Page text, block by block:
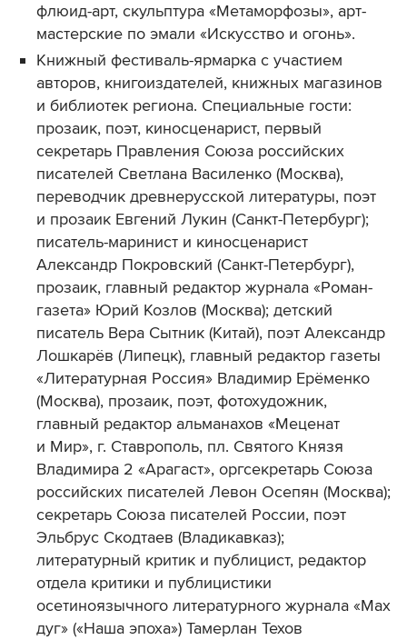
флюид-арт, скульптура «Метаморфозы», арт-
мастерские по эмали «Искусство и огонь».
Книжный фестиваль-ярмарка с участием
авторов, книгоиздателей, книжных магазинов
и библиотек региона. Специальные гости:
прозаик, поэт, киносценарист, первый
секретарь Правления Союза российских
писателей Светлана Василенко (Москва),
переводчик древнерусской литературы, поэт
и прозаик Евгений Лукин (Санкт-Петербург);
писатель-маринист и киносценарист
Александр Покровский (Санкт-Петербург),
прозаик, главный редактор журнала «Роман-
газета» Юрий Козлов (Москва); детский
писатель Вера Сытник (Китай), поэт Александр
Лошкарёв (Липецк), главный редактор газеты
«Литературная Россия» Владимир Ерёменко
(Москва), прозаик, поэт, фотохудожник,
главный редактор альманахов «Меценат
и Мир», г. Ставрополь, пл. Святого Князя
Владимира 2 «Арагаст», оргсекретарь Союза
российских писателей Левон Осепян (Москва);
секретарь Союза писателей России, поэт
Эльбрус Скодтаев (Владикавказ);
литературный критик и публицист, редактор
отдела критики и публицистики
осетиноязычного литературного журнала «Мах
дуг» («Наша эпоха») Тамерлан Техов